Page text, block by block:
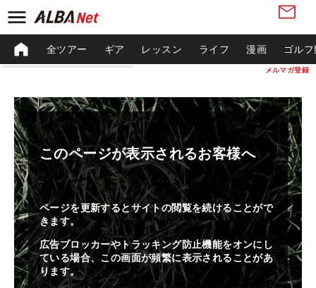
メルマガ登録
全ツアー ギア レッスン ライフ 漫画 ゴル
このページが表示されるお客様へ
ページを更新するとサイトの閲覧を続けることがで
きます。
広告ブロッカーやトラッキング防止機能をオンにし
ている場合、この画面が頻繁に表示されることがあ
ります。